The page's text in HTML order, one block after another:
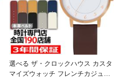
選べる ザ・クロックハウス カスタ
マイズウォッチ フレンチカジュア